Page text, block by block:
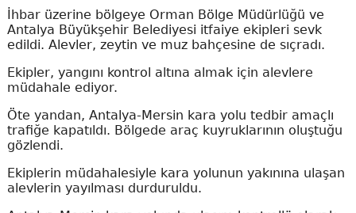
İhbar üzerine bölgeye Orman Bölge Müdürlüğü ve
Antalya Büyükşehir Belediyesi itfaiye ekipleri sevk
edildi. Alevler, zeytin ve muz bahçesine de sıçradı.
Ekipler, yangını kontrol altına almak için alevlere
müdahale ediyor.
Öte yandan, Antalya-Mersin kara yolu tedbir amaçlı
trafiğe kapatıldı. Bölgede araç kuyruklarının oluştuğu
gözlendi.
Ekiplerin müdahalesiyle kara yolunun yakınına ulaşan
alevlerin yayılması durduruldu.